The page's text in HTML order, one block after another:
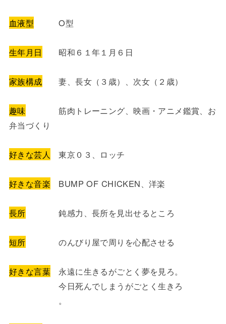
血液型 O型
生年月日 昭和６１年１月６日
家族構成 妻、長女（３歳）、次女（２歳）
趣味 筋肉トレーニング、映画・アニメ鑑賞、お
弁当づくり
好きな芸人 東京０３、ロッチ
好きな音楽 BUMP OF CHICKEN、洋楽
長所 鈍感力、長所を見出せるところ
短所 のんびり屋で周りを心配させる
好きな言葉永遠に生きるがごとく夢を見ろ。
今日死んでしまうがごとく生きろ
。